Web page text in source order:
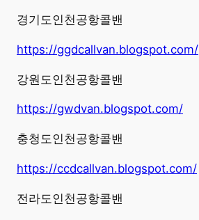
경기도인천공항콜밴
https://ggdcallvan.blogspot.com/
강원도인천공항콜밴
https://gwdvan.blogspot.com/
충청도인천공항콜밴
https://ccdcallvan.blogspot.com/
전라도인천공항콜밴